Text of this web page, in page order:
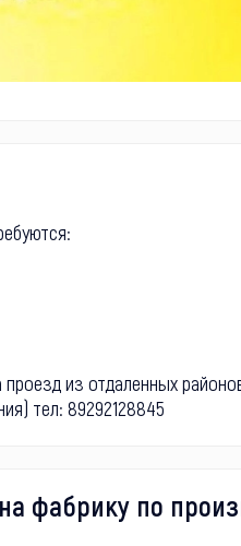
из отдаленных
тел: 89292128845
фабрику по